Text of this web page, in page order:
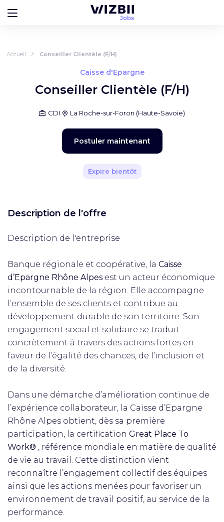
Accueil Conseiller Clientèle (F/H)
Caisse d'Epargne
Conseiller Clientèle (F/H)
CDI La Roche-sur-Foron (Haute-Savoie)
Postuler maintenant
Expire bientôt
Description de l'offre
Description de l'entreprise
Banque régionale et coopérative, la Caisse
d’Epargne Rhône Alpes est un acteur économique
incontournable de la région. Elle accompagne
l’ensemble de ses clients et contribue au
développement durable de son territoire. Son
engagement social et solidaire se traduit
concrètement à travers des actions fortes en
faveur de l’égalité des chances, de l’inclusion et
de la diversité.
Dans une démarche d’amélioration continue de
l’expérience collaborateur, la Caisse d’Epargne
Rhône Alpes obtient, dès sa première
participation, la certification Great Place To
Work® , référence mondiale en matière de qualité
de vie au travail. Cette distinction vient
reconnaître l’engagement collectif des équipes
ainsi que les actions menées pour favoriser un
environnement de travail positif, au service de la
performance.